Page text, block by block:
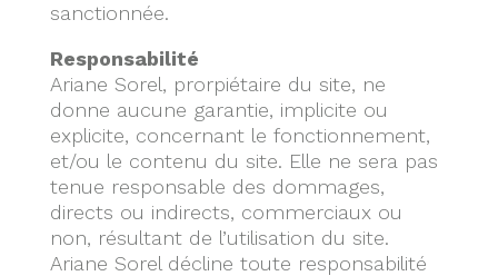
sanctionnée.
Responsabilité
Ariane Sorel, prorpiétaire du site, ne
donne aucune garantie, implicite ou
explicite, concernant le fonctionnement,
et/ou le contenu du site. Elle ne sera pas
tenue responsable des dommages,
directs ou indirects, commerciaux ou
non, résultant de l’utilisation du site.
Ariane Sorel décline toute responsabilité